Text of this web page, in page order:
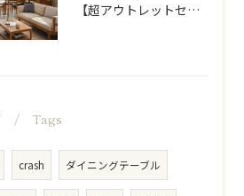
【超アウトレットセール】 「超割」
Tags
crash ダイニングテーブル